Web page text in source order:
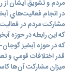
مردم و تشويق ايشان
در انجام فعاليت‌هاي
مشارکت مردم در
که اين رابطه در حوزه
که در حوزه آبخيز
قدر اختلافات قومي و
ميزان مشارکت آن‌ها